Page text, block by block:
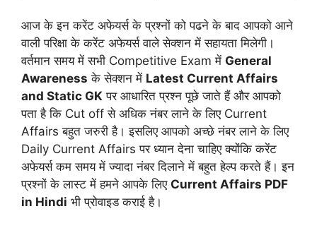
आज के इन करेंट अफेयर्स के प्रश्नों को पढने के बाद आपको आने
वाली परिक्षा के करेंट अफेयर्स वाले सेक्शन में सहायता मिलेगी।
वर्तमान समय में सभी Competitive Exam में General
Awareness के सेक्शन में Latest Current Affairs
and Static GK पर आधारित प्रश्न पूछे जाते हैं और आपको
पता है कि Cut off से अधिक नंबर लाने के लिए Current
Affairs बहुत जरुरी है। इसलिए आपको अच्छे नंबर लाने के लिए
Daily Current Affairs पर ध्यान देना चाहिए क्योंकि करेंट
अफेयर्स कम समय में ज्यादा नंबर दिलाने में बहुत हेल्प करते हैं। इन
प्रश्नों के लास्ट में हमने आपके लिए Current Affairs PDF
in Hindi भी प्रोवाइड कराई है।